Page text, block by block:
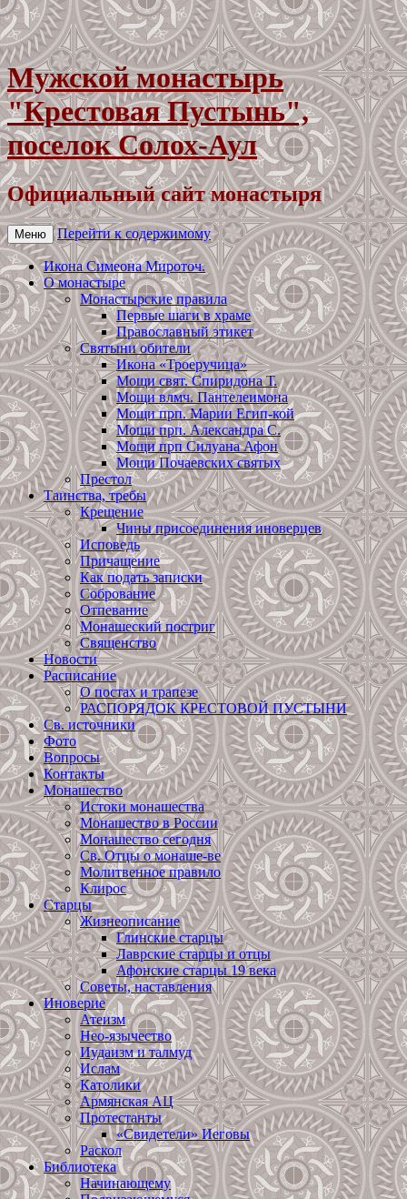
Мужской монастырь
"Крестовая Пустынь",
поселок Солох-Аул
Официальный сайт монастыря
Меню Перейти к содержимому
Икона Симеона Мироточ.
О монастыре
Монастырские правила
Первые шаги в храме
Православный этикет
Святыни обители
Икона «Троеручица»
Мощи свят. Спиридона Т.
Мощи влмч. Пантелеимона
Мощи прп. Марии Егип-кой
Мощи прп. Александра С.
Мощи прп Силуана Афон
Мощи Почаевских святых
Престол
Таинства, требы
Крещение
Чины присоединения иноверцев
Исповедь
Причащение
Как подать записки
Собрование
Отпевание
Монашеский постриг
Священство
Новости
Расписание
О постах и трапезе
РАСПОРЯДОК КРЕСТОВОЙ ПУСТЫНИ
Св. источники
Фото
Вопросы
Контакты
Монашество
Истоки монашества
Монашество в России
Монашество сегодня
Св. Отцы о монаше-ве
Молитвенное правило
Клирос
Старцы
Жизнеописание
Глинские старцы
Лаврские старцы и отцы
Афонские старцы 19 века
Советы, наставления
Иноверие
Атеизм
Нео-язычество
Иудаизм и талмуд
Ислам
Католики
Армянская АЦ
Протестанты
«Свидетели» Иеговы
Раскол
Библиотека
Начинающему